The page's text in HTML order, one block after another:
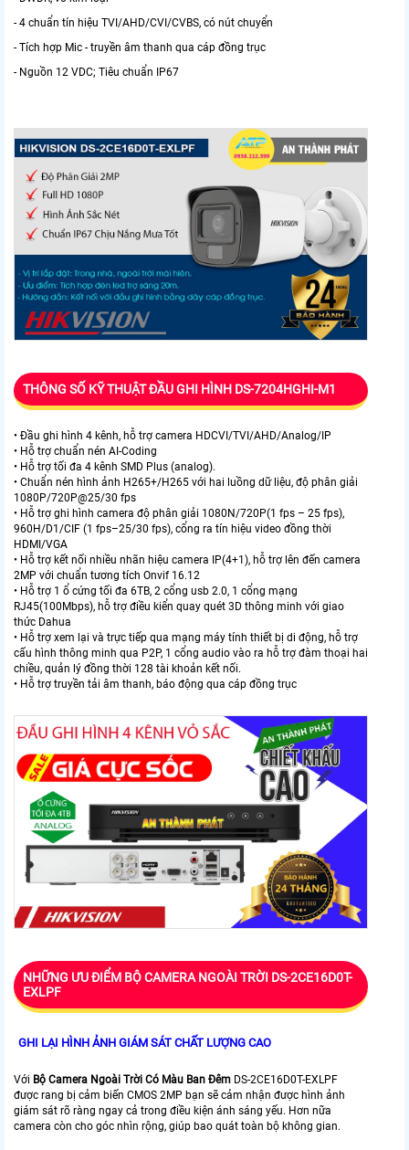
- 4 chuẩn tín hiệu TVI/AHD/CVI/CVBS, có nút chuyển
- Tích hợp Mic - truyền âm thanh qua cáp đồng trục
- Nguồn 12 VDC; Tiêu chuẩn IP67
THÔNG SỐ KỸ THUẬT ĐẦU GHI HÌNH DS-7204HGHI-M1
• Đầu ghi hình 4 kênh, hỗ trợ camera HDCVI/TVI/AHD/Analog/IP
• Hỗ trợ chuẩn nén AI-Coding
• Hỗ trợ tối đa 4 kênh SMD Plus (analog).
• Chuẩn nén hình ảnh H265+/H265 với hai luồng dữ liệu, độ phân giải
1080P/720P@25/30 fps
• Hỗ trợ ghi hình camera độ phân giải 1080N/720P(1 fps – 25 fps),
960H/D1/CIF (1 fps–25/30 fps), cổng ra tín hiệu video đồng thời
HDMI/VGA
• Hỗ trợ kết nối nhiều nhãn hiệu camera IP(4+1), hỗ trợ lên đến camera
2MP với chuẩn tương tích Onvif 16.12
• Hỗ trợ 1 ổ cứng tối đa 6TB, 2 cổng usb 2.0, 1 cổng mạng
RJ45(100Mbps), hỗ trợ điều kiển quay quét 3D thông minh với giao
thức Dahua
• Hỗ trợ xem lại và trực tiếp qua mạng máy tính thiết bị di động, hỗ trợ
cấu hình thông minh qua P2P, 1 cổng audio vào ra hỗ trợ đàm thoại hai
chiều, quản lý đồng thời 128 tài khoản kết nối.
• Hỗ trợ truyền tải âm thanh, báo động qua cáp đồng trục
NHỮNG ƯU ĐIỂM BỘ CAMERA NGOÀI TRỜI DS-2CE16D0T-
EXLPF
GHI LẠI HÌNH ẢNH GIÁM SÁT CHẤT LƯỢNG CAO
Với Bộ Camera Ngoài Trời Có Màu Ban Đêm DS-2CE16D0T-EXLPF
được rang bị cảm biến CMOS 2MP bạn sẽ cảm nhận được hình ảnh
giám sát rõ ràng ngay cả trong điều kiện ánh sáng yếu. Hơn nữa
camera còn cho góc nhìn rộng, giúp bao quát toàn bộ không gian.